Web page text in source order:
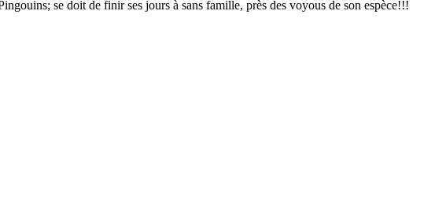
se doit de finir ses jours à sans famille, près des voyous de son espèce!!!